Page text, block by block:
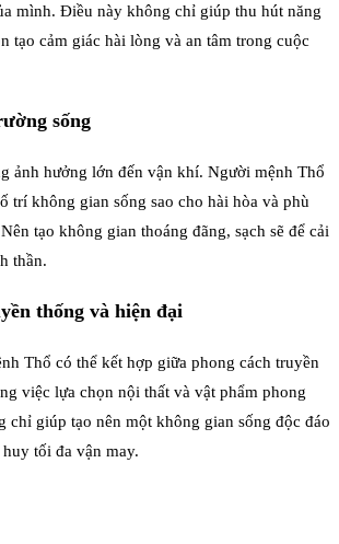
mình. Điều này không chỉ giúp thu hút năng
tạo cảm giác hài lòng và an tâm trong cuộc
sống
ảnh hưởng lớn đến vận khí. Người mệnh Thổ
trí không gian sống sao cho hài hòa và phù
tạo không gian thoáng đãng, sạch sẽ để cải
thần.
thống và hiện đại
Thổ có thể kết hợp giữa phong cách truyền
việc lựa chọn nội thất và vật phẩm phong
chỉ giúp tạo nên một không gian sống độc đáo
tối đa vận may.